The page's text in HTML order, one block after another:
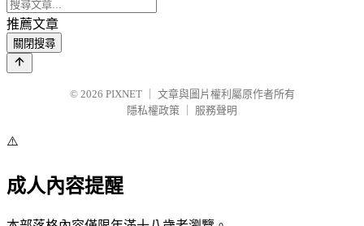
推薦文章
關閉搜尋
© 2026 PIXNET
文章與圖片權利屬原作者所有
隱私權政策
服務聲明
⚠️
成人內容提醒